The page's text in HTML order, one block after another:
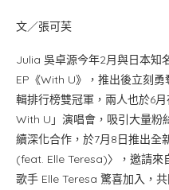
文／張可芙
Julia 吳卓源今年2月與日本知
EP《With U》，推出後立刻
輯排行榜雙冠軍，兩人也於6
With U」演唱會，吸引大量粉
續深化合作，於7月8日推出
(feat. Elle Teresa)〉，邀請來
歌手 Elle Teresa 驚喜加入，